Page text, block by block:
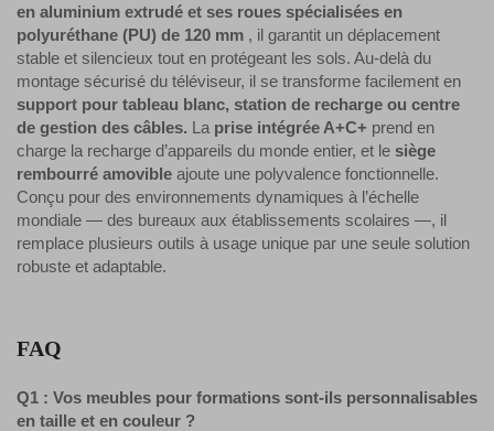
en aluminium extrudé et ses roues spécialisées en
polyuréthane (PU) de 120 mm , il garantit un déplacement
stable et silencieux tout en protégeant les sols. Au-delà du
montage sécurisé du téléviseur, il se transforme facilement en
support pour tableau blanc, station de recharge ou centre
de gestion des câbles. La prise intégrée A+C+ prend en
charge la recharge d’appareils du monde entier, et le siège
rembourré amovible ajoute une polyvalence fonctionnelle.
Conçu pour des environnements dynamiques à l’échelle
mondiale — des bureaux aux établissements scolaires —, il
remplace plusieurs outils à usage unique par une seule solution
robuste et adaptable.
FAQ
Q1 : Vos meubles pour formations sont-ils personnalisables
en taille et en couleur ?